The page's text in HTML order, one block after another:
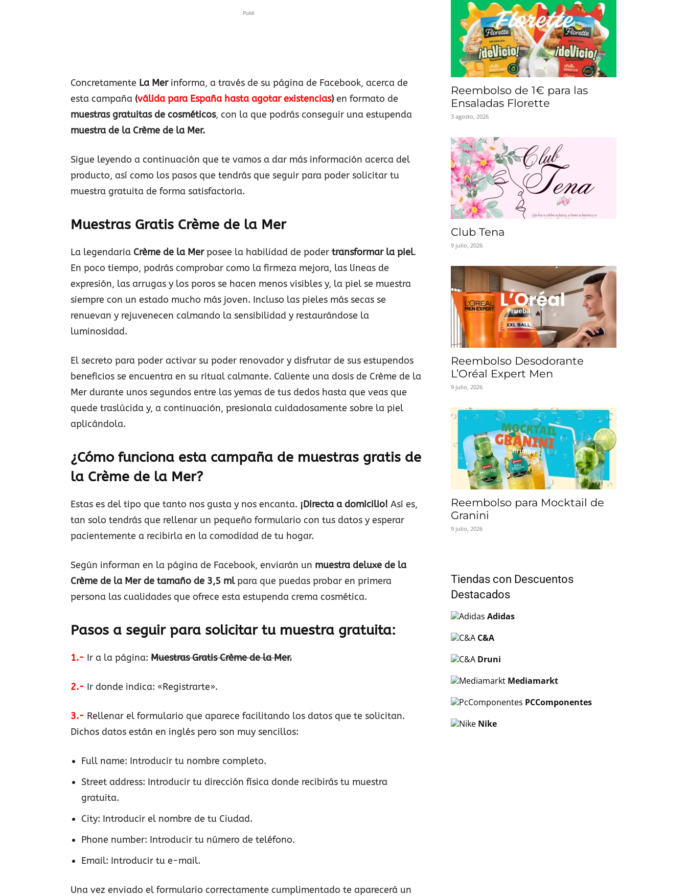
Publi
Concretamente La Merinforma, a través de su página de Facebook, acerca de
esta campaña (válida para España hasta agotar existencias) en formato de
muestras gratuitas de cosméticos, con la que podrás conseguir una estupenda
muestra de la Crème de la Mer.
Sigue leyendo a continuación que te vamos a dar más información acerca del
producto, así como los pasos que tendrás que seguir para poder solicitar tu
muestra gratuita de forma satisfactoria.
Muestras Gratis Crème de la Mer
La legendaria Crème de la Merposee la habilidad de poder transformar la piel.
En poco tiempo, podrás comprobar como la firmeza mejora, las líneas de
expresión, las arrugas y los poros se hacen menos visibles y, la piel se muestra
siempre con un estado mucho más joven. Incluso las pieles más secas se
renuevan y rejuvenecen calmando la sensibilidad y restaurándose la
luminosidad.
El secreto para poder activar su poder renovador y disfrutar de sus estupendos
beneficios se encuentra en su ritual calmante. Caliente una dosis de Crème de la
Mer durante unos segundos entre las yemas de tus dedos hasta que veas que
quede traslúcida y, a continuación, presionala cuidadosamente sobre la piel
aplicándola.
¿Cómo funciona esta campaña de muestras gratis de
la Crème de la Mer?
Estas es del tipo que tanto nos gusta y nos encanta. ¡Directa a domicilio! Así es,
tan solo tendrás que rellenar un pequeño formulario con tus datos y esperar
pacientemente a recibirla en la comodidad de tu hogar.
Según informan en la página de Facebook, enviarán un muestra deluxe de la
Crème de la Mer de tamaño de 3,5 mlpara que puedas probar en primera
persona las cualidades que ofrece esta estupenda crema cosmética.
Pasos a seguir para solicitar tu muestra gratuita:
1.- Ir a la página: Muestras Gratis Crème de la Mer.
2.- Ir donde indica: «Registrarte».
3.- Rellenar el formulario que aparece facilitando los datos que te solicitan.
Dichos datos están en inglés pero son muy sencillos:
Full name: Introducir tu nombre completo.
Street address: Introducir tu dirección física donde recibirás tu muestra
gratuita.
City: Introducir el nombre de tu Ciudad.
Phone number: Introducir tu número de teléfono.
Email: Introducir tu e-mail.
Una vez enviado el formulario correctamente cumplimentado te aparecerá un
Reembolso de 1€ para las
Ensaladas Florette
3 agosto, 2026
Club Tena
9 julio, 2026
Reembolso Desodorante
L’Oréal Expert Men
9 julio, 2026
Reembolso para Mocktail de
Granini
9 julio, 2026
Tiendas con Descuentos
Destacados
Adidas
C&A
Druni
Mediamarkt
PCComponentes
Nike